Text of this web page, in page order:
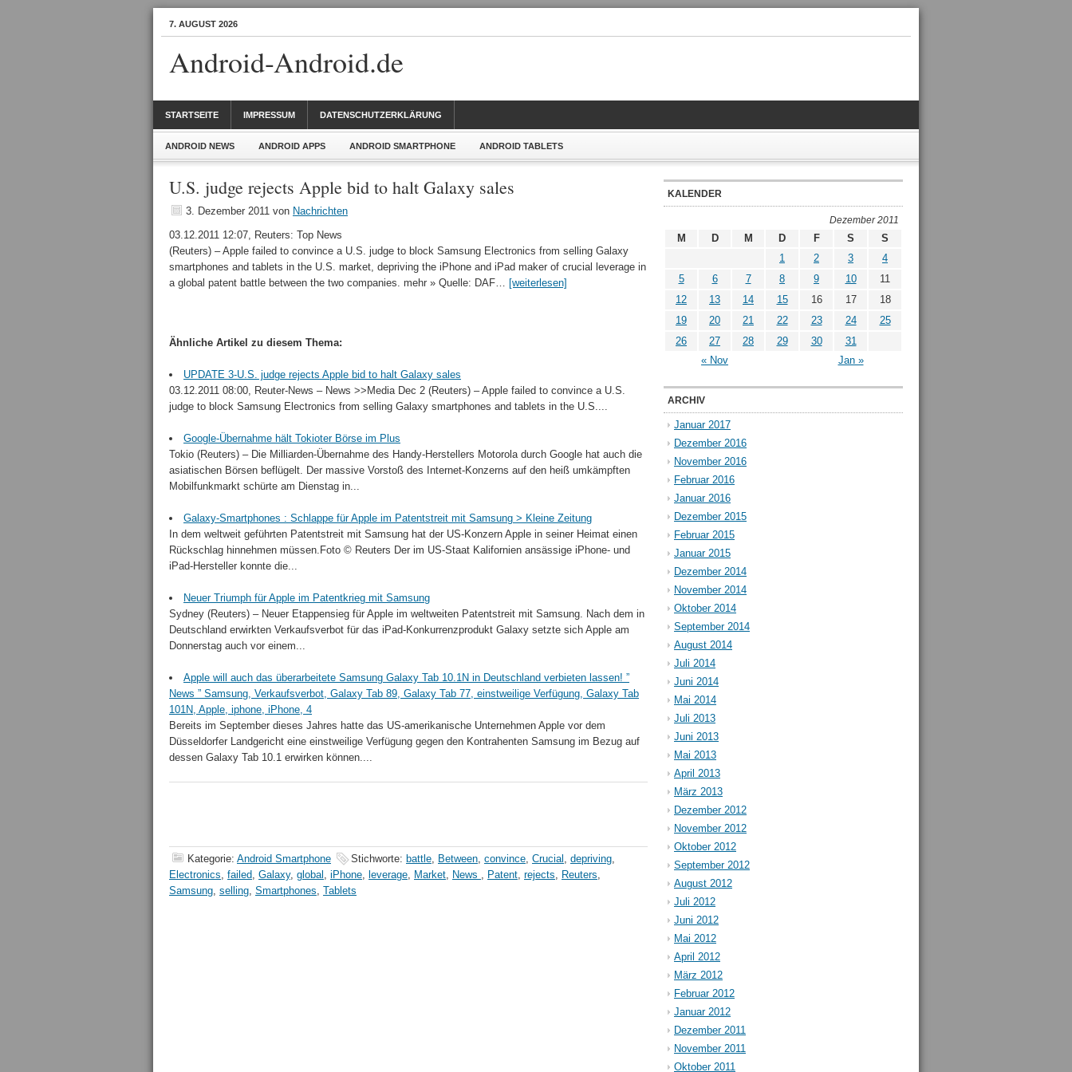
7. AUGUST 2026
Android-Android.de
STARTSEITE IMPRESSUM DATENSCHUTZERKLÄRUNG
ANDROID NEWS ANDROID APPS ANDROID SMARTPHONE ANDROID TABLETS
U.S. judge rejects Apple bid to halt Galaxy sales
3. Dezember 2011 von Nachrichten
03.12.2011 12:07, Reuters: Top News
(Reuters) – Apple failed to convince a U.S. judge to block Samsung Electronics from selling Galaxy
smartphones and tablets in the U.S. market, depriving the iPhone and iPad maker of crucial leverage in
a global patent battle between the two companies. mehr » Quelle: DAF… [weiterlesen]
Ähnliche Artikel zu diesem Thema:
UPDATE 3-U.S. judge rejects Apple bid to halt Galaxy sales
03.12.2011 08:00, Reuter-News – News >>Media Dec 2 (Reuters) – Apple failed to convince a U.S.
judge to block Samsung Electronics from selling Galaxy smartphones and tablets in the U.S....
Google-Übernahme hält Tokioter Börse im Plus
Tokio (Reuters) – Die Milliarden-Übernahme des Handy-Herstellers Motorola durch Google hat auch die
asiatischen Börsen beflügelt. Der massive Vorstoß des Internet-Konzerns auf den heiß umkämpften
Mobilfunkmarkt schürte am Dienstag in...
Galaxy-Smartphones : Schlappe für Apple im Patentstreit mit Samsung > Kleine Zeitung
In dem weltweit geführten Patentstreit mit Samsung hat der US-Konzern Apple in seiner Heimat einen
Rückschlag hinnehmen müssen.Foto © Reuters Der im US-Staat Kalifornien ansässige iPhone- und
iPad-Hersteller konnte die...
Neuer Triumph für Apple im Patentkrieg mit Samsung
Sydney (Reuters) – Neuer Etappensieg für Apple im weltweiten Patentstreit mit Samsung. Nach dem in
Deutschland erwirkten Verkaufsverbot für das iPad-Konkurrenzprodukt Galaxy setzte sich Apple am
Donnerstag auch vor einem...
Apple will auch das überarbeitete Samsung Galaxy Tab 10.1N in Deutschland verbieten lassen! ”
News ” Samsung, Verkaufsverbot, Galaxy Tab 89, Galaxy Tab 77, einstweilige Verfügung, Galaxy Tab
101N, Apple, iphone, iPhone, 4
Bereits im September dieses Jahres hatte das US-amerikanische Unternehmen Apple vor dem
Düsseldorfer Landgericht eine einstweilige Verfügung gegen den Kontrahenten Samsung im Bezug auf
dessen Galaxy Tab 10.1 erwirken können....
Kategorie: Android Smartphone Stichworte: battle, Between, convince, Crucial , depriving,
Electronics, failed, Galaxy, global , iPhone, leverage, Market, News , Patent, rejects, Reuters,
Samsung, selling, Smartphones, Tablets
KALENDER
Dezember 2011
M D M D F S S
« Nov Jan »
1 2 3
4
5
6 7 8 9 10
11
12
13 14 15 16 17
18
19
20 21 22 23 24
25
26
27 28 29 30 31
ARCHIV
Januar 2017
Dezember 2016
November 2016
Februar 2016
Januar 2016
Dezember 2015
Februar 2015
Januar 2015
Dezember 2014
November 2014
Oktober 2014
September 2014
August 2014
Juli 2014
Juni 2014
Mai 2014
Juli 2013
Juni 2013
Mai 2013
April 2013
März 2013
Dezember 2012
November 2012
Oktober 2012
September 2012
August 2012
Juli 2012
Juni 2012
Mai 2012
April 2012
März 2012
Februar 2012
Januar 2012
Dezember 2011
November 2011
Oktober 2011